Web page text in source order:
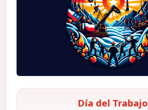
Día del Trabajo